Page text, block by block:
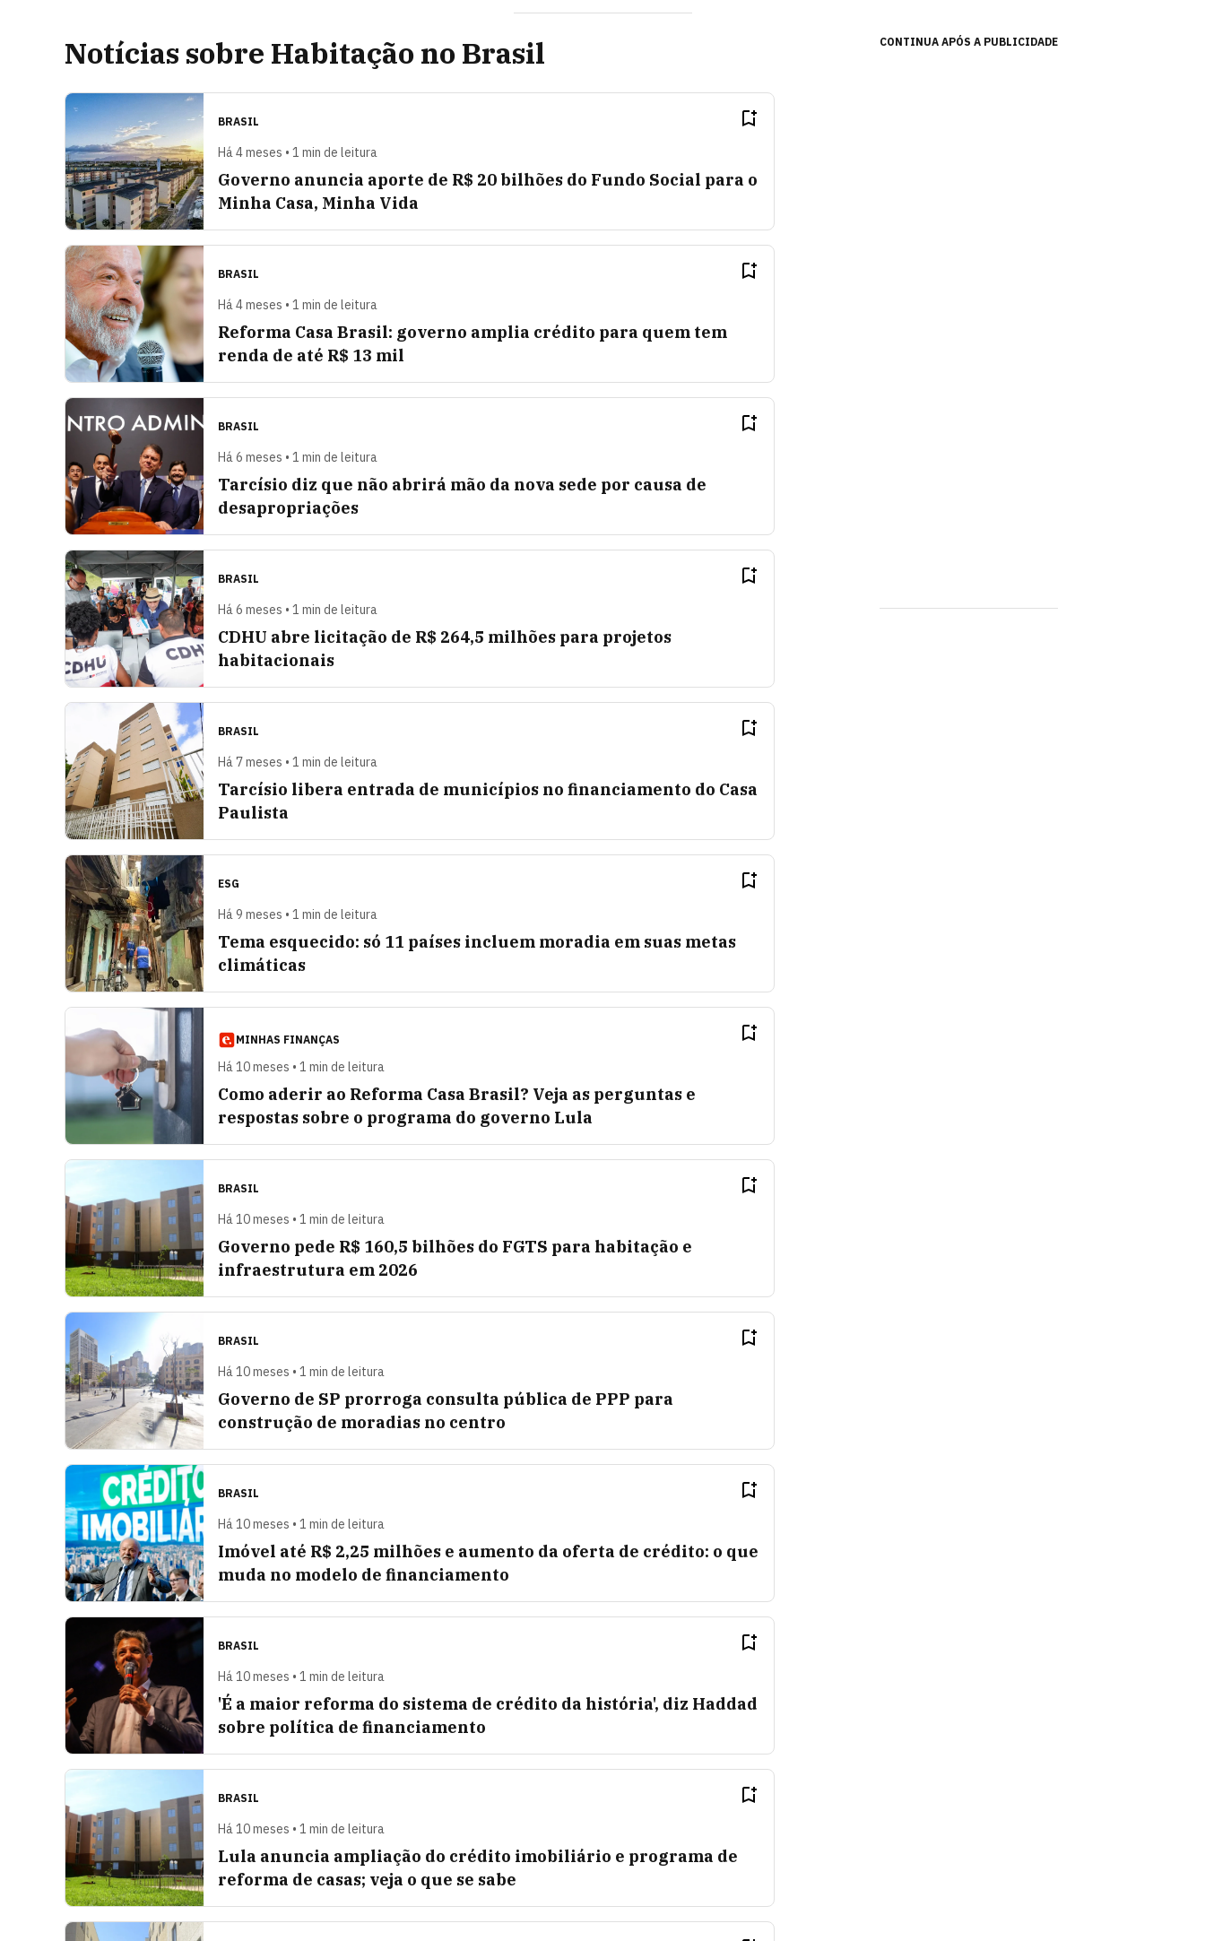
Notícias sobre Habitação no Brasil
BRASIL
Há 4 meses • 1 min de leitura
Governo anuncia aporte de R$ 20 bilhões do Fundo Social para o
Minha Casa, Minha Vida
BRASIL
Há 4 meses • 1 min de leitura
Reforma Casa Brasil: governo amplia crédito para quem tem
renda de até R$ 13 mil
BRASIL
Há 6 meses • 1 min de leitura
Tarcísio diz que não abrirá mão da nova sede por causa de
desapropriações
BRASIL
Há 6 meses • 1 min de leitura
CDHU abre licitação de R$ 264,5 milhões para projetos
habitacionais
BRASIL
Há 7 meses • 1 min de leitura
Tarcísio libera entrada de municípios no financiamento do Casa
Paulista
ESG
Há 9 meses • 1 min de leitura
Tema esquecido: só 11 países incluem moradia em suas metas
climáticas
MINHAS FINANÇAS
Há 10 meses • 1 min de leitura
Como aderir ao Reforma Casa Brasil? Veja as perguntas e
respostas sobre o programa do governo Lula
BRASIL
Há 10 meses • 1 min de leitura
Governo pede R$ 160,5 bilhões do FGTS para habitação e
infraestrutura em 2026
BRASIL
Há 10 meses • 1 min de leitura
Governo de SP prorroga consulta pública de PPP para
construção de moradias no centro
BRASIL
Há 10 meses • 1 min de leitura
Imóvel até R$ 2,25 milhões e aumento da oferta de crédito: o que
muda no modelo de financiamento
BRASIL
Há 10 meses • 1 min de leitura
'É a maior reforma do sistema de crédito da história', diz Haddad
sobre política de financiamento
BRASIL
Há 10 meses • 1 min de leitura
Lula anuncia ampliação do crédito imobiliário e programa de
reforma de casas; veja o que se sabe
CONTINUA APÓS A PUBLICIDADE